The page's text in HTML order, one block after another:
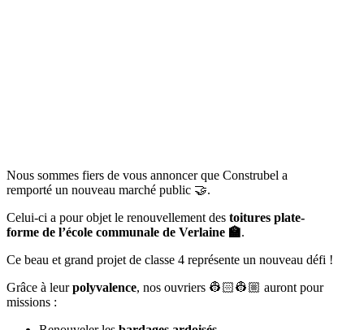
Nous sommes fiers de vous annoncer que Construbel a
remporté un nouveau marché public 🤝.
Celui-ci a pour objet le renouvellement des toitures plate-
forme de l’école communale de Verlaine 🏫.
Ce beau et grand projet de classe 4 représente un nouveau défi !
Grâce à leurpolyvalence, nos ouvriers 👷🏻👷🏼 auront pour
missions :